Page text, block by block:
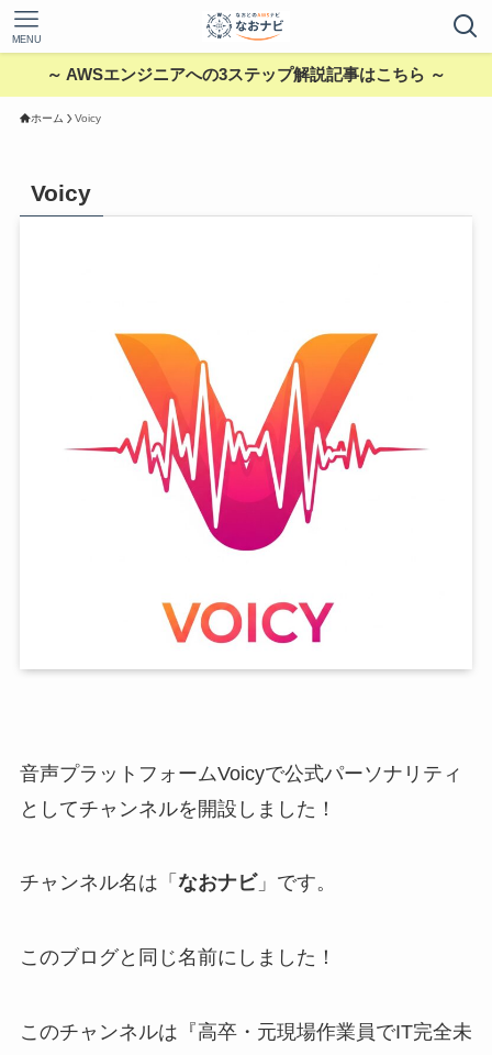
MENU
～ AWSエンジニアへの3ステップ解説記事はこちら ～
ホーム Voicy
Voicy
音声プラットフォームVoicyで公式パーソナリティ
としてチャンネルを開設 しました！
チャンネル名は「 なおナビ」です。
このブログと同じ名前にしました！
このチャンネルは『高卒・元現場作業員でIT完全未